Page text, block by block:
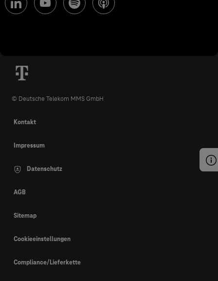
© Deutsche Telekom MMS GmbH
Kontakt
Impressum
Datenschutz
AGB
Sitemap
Cookieeinstellungen
Compliance/Lieferkette